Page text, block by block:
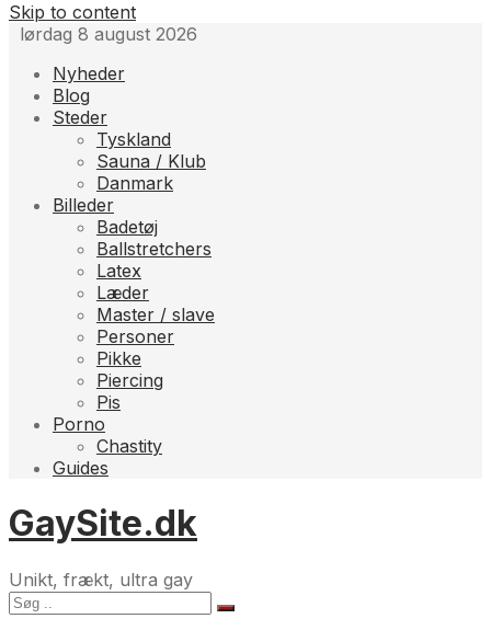
Skip to content
lørdag 8 august 2026
Nyheder
Blog
Steder
Tyskland
Sauna / Klub
Danmark
Billeder
Badetøj
Ballstretchers
Latex
Læder
Master / slave
Personer
Pikke
Piercing
Pis
Porno
Chastity
Guides
GaySite.dk
Unikt, frækt, ultra gay